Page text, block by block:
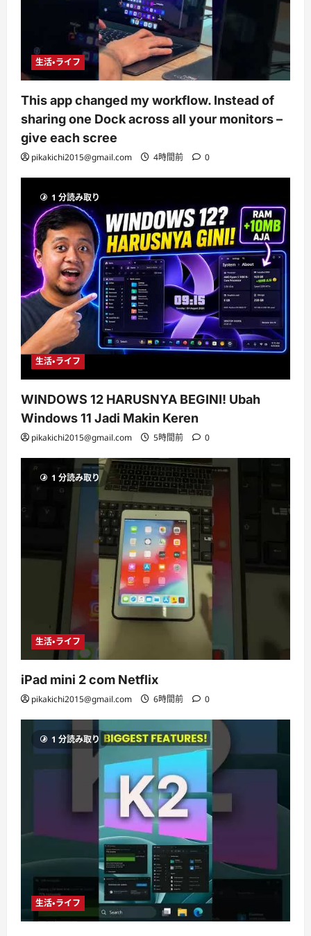
生活・ライフ
This app changed my workflow. Instead of
sharing one Dock across all your monitors –
give each scree
pikakichi2015@gmail.com 4時間前 0
1 分読み取り
生活・ライフ
WINDOWS 12 HARUSNYA BEGINI! Ubah
Windows 11 Jadi Makin Keren
pikakichi2015@gmail.com 5時間前 0
1 分読み取り
生活・ライフ
iPad mini 2 com Netflix
pikakichi2015@gmail.com 6時間前 0
1 分読み取り
生活・ライフ